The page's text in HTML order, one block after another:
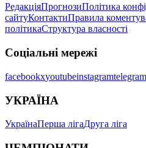
РедакціяПрогнозиПолітика
сайтуКонтактиПравила
політикаСтруктура власності
Соціальні мережі
facebookxyoutubeinstagramtelegram
УКРАЇНА
УкраїнаПерша лігаДруга ліга